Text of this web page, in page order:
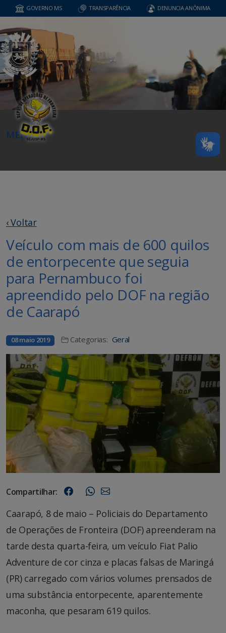
GOVERNO MS TRANSPARÊNCIA DENUNCIA ANÔNIMA
MENU
‹ Voltar
Veículo com mais de 600 quilos
de entorpecente que seguia
para Pernambuco foi
apreendido pelo DOF na região
de Caarapó
08 maio 2019 Categorias: Geral
Compartilhar:
Caarapó, 8 de maio – Policiais do Departamento
de Operações de Fronteira (DOF) apreenderam na
tarde desta quarta-feira, um veículo Fiat Palio
Adventure de cor cinza e placas falsas de Maringá
(PR) carregado com vários volumes prensados de
uma substância entorpecente, aparentemente
maconha, que pesaram 619 quilos.